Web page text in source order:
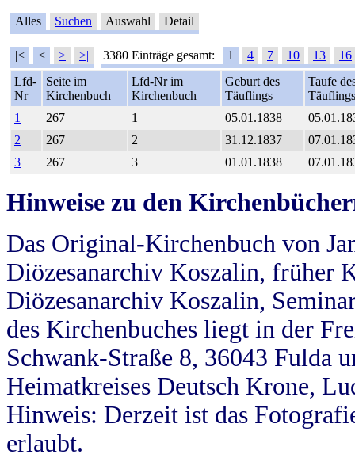
Alles Suchen Auswahl Detail
|< < > >| 3380 Einträge gesamt: 1 4 7 10 13
16
Lfd-
Nr
Seite im
Kirchenbuch
Lfd-Nr im
Kirchenbuch
Geburt des
Täuflings
Taufe
Täuflings
1
267 1 05.01.1838
2
267 2 31.12.1837
3
267 3 01.01.1838
Hinweise zu den
Das Original-Kirchenbuch von
Diözesanarchiv Koszalin, früher
Diözesanarchiv Koszalin,
des Kirchenbuches liegt in der
Schwank-Straße 8, 36043 Fulda
Heimatkreises Deutsch Krone,
Hinweis: Derzeit ist das
erlaubt.